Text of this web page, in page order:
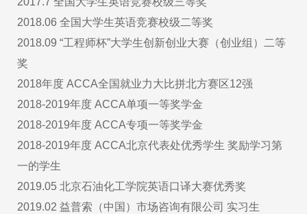
2018.06 全国大学生英语竞赛校级二等奖
2018.09 “工程师杯”大学生创新创业大赛（创业组）二等
奖
2018年度 ACCA全国就业力大比拼北方赛区12强
2018-2019年度 ACCA单项一等奖学金
2018-2019年度 ACCA专项一等奖学金
2018-2019年度 ACCA北京代表处优秀学生 奖励学习第
一的学生
2019.05 北京石油化工学院英语口译大赛优秀奖
2019.02 益普索（中国）市场咨询有限公司 实习生